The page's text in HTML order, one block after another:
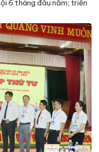
6 tháng đầu năm; triển